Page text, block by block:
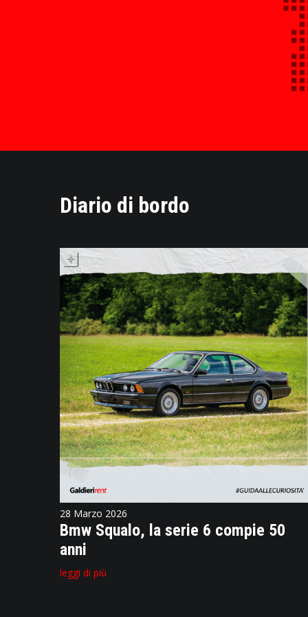
Diario di bordo
28 Marzo 2026
Bmw Squalo, la serie 6 compie 50
anni
leggi di più